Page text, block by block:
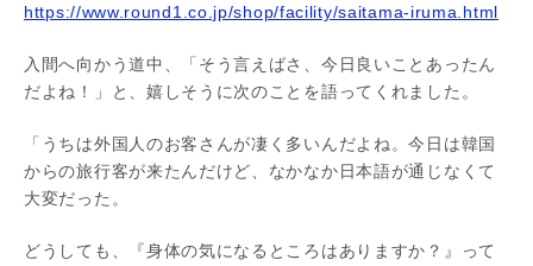
https://www.round1.co.jp/shop/facility/saitama-iruma.html
入間へ向かう道中、「そう言えばさ、今日良いことあったん
だよね！」と、嬉しそうに次のことを語ってくれました。
「うちは外国人のお客さんが凄く多いんだよね。今日は韓国
からの旅行客が来たんだけど、なかなか日本語が通じなくて
大変だった。
どうしても、『身体の気になるところはありますか？』って